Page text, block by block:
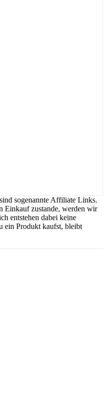
sogenannte Affiliate Links.
Einkauf zustande, werden wir
entstehen dabei keine
ein Produkt kaufst, bleibt